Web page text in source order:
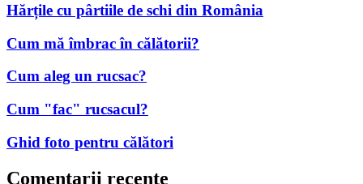
Hărțile cu pârtiile de schi din România
Cum mă îmbrac în călătorii?
Cum aleg un rucsac?
Cum "fac" rucsacul?
Ghid foto pentru călători
Comentarii recente